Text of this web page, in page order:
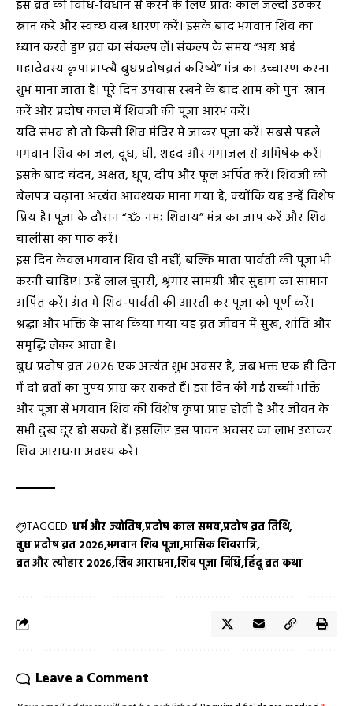
इस व्रत को विधि-विधान से करने के लिए प्रातः काल जल्दी उठकर
स्नान करें और स्वच्छ वस्त्र धारण करें। इसके बाद भगवान शिव का
ध्यान करते हुए व्रत का संकल्प लें। संकल्प के समय “अद्य अहं
महादेवस्य कृपाप्राप्त्यै बुधप्रदोषव्रतं करिष्ये” मंत्र का उच्चारण करना
शुभ माना जाता है। पूरे दिन उपवास रखने के बाद शाम को पुनः स्नान
करें और प्रदोष काल में शिवजी की पूजा आरंभ करें।
यदि संभव हो तो किसी शिव मंदिर में जाकर पूजा करें। सबसे पहले
भगवान शिव का जल, दूध, घी, शहद और गंगाजल से अभिषेक करें।
इसके बाद चंदन, अक्षत, धूप, दीप और फूल अर्पित करें। शिवजी को
बेलपत्र चढ़ाना अत्यंत आवश्यक माना गया है, क्योंकि यह उन्हें विशेष
प्रिय है। पूजा के दौरान “ॐ नमः शिवाय” मंत्र का जाप करें और शिव
चालीसा का पाठ करें।
इस दिन केवल भगवान शिव ही नहीं, बल्कि माता पार्वती की पूजा भी
करनी चाहिए। उन्हें लाल चुनरी, श्रृंगार सामग्री और सुहाग का सामान
अर्पित करें। अंत में शिव-पार्वती की आरती कर पूजा को पूर्ण करें।
श्रद्धा और भक्ति के साथ किया गया यह व्रत जीवन में सुख, शांति और
समृद्धि लेकर आता है।
बुध प्रदोष व्रत 2026 एक अत्यंत शुभ अवसर है, जब भक्त एक ही दिन
में दो व्रतों का पुण्य प्राप्त कर सकते हैं। इस दिन की गई सच्ची भक्ति
और पूजा से भगवान शिव की विशेष कृपा प्राप्त होती है और जीवन के
सभी दुख दूर हो सकते हैं। इसलिए इस पावन अवसर का लाभ उठाकर
शिव आराधना अवश्य करें।
TAGGED:धर्म और ज्योतिषप्रदोष काल समयप्रदोष व्रत तिथि
बुध प्रदोष व्रत 2026 भगवान शिव पूजामासिक शिवरात्रि
व्रत और त्योहार 2026 शिव आराधनाशिव पूजा विधिहिंदू व्रत कथा
Leave a Comment